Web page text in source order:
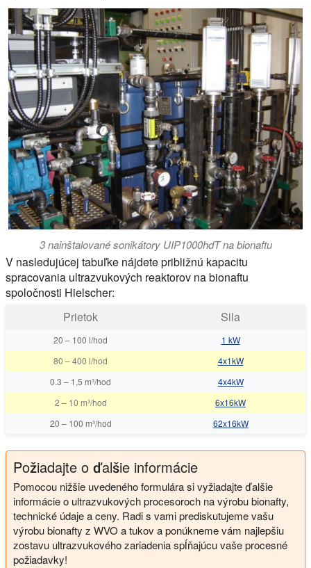
3 nainštalované sonikátory UIP1000hdT na bionaftu
V nasledujúcej tabuľke nájdete približnú kapacitu
spracovania ultrazvukových reaktorov na bionaftu
spoločnosti Hielscher:
Prietok
Sila
20 – 100 l/hod
1 kW
80 –400 l/hod
4x1kW
0.3 – 1,5 m³/hod
4x4kW
2 – 10 m³/hod
6x16kW
20 – 100 m³/hod 62x16kW
Požiadajte o ďalšie informácie
Pomocou nižšie uvedeného formulára si vyžiadajte ďalšie
informácie o ultrazvukových procesoroch na výrobu bionafty,
technické údaje a ceny. Radi s vami prediskutujeme vašu
výrobu bionafty z WVO a tukov a ponúkneme vám najlepšiu
zostavu ultrazvukového zariadenia spĺňajúcu vaše procesné
požiadavky!